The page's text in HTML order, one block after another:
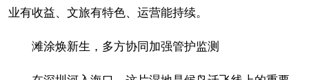
业有收益、文旅有特色、运营能持续。
滩涂焕新生，多方协同加强管护监测